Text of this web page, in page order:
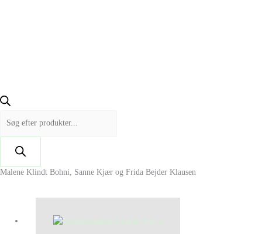
Malene Klindt Bohni, Sanne Kjær og Frida Bejder Klausen